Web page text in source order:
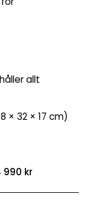
allt
× 32 × 17 cm)
990 kr